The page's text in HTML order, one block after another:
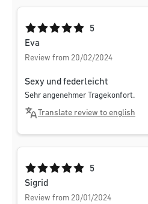
Average rating of 5 out of 5 stars
5
Eva
Review from 20/02/2024
Sexy und federleicht
Sehr angenehmer Tragekonfort.
Translate review to english
Average rating of 5 out of 5 stars
5
Sigrid
Review from 20/01/2024